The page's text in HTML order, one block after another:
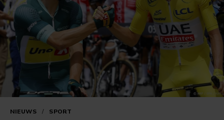
NIEUWS / SPORT